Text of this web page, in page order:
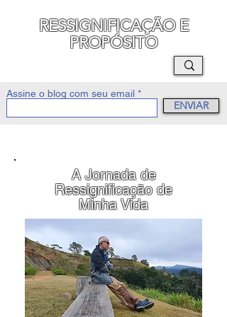
RESSIGNIFICAÇÃO E
PROPÓSITO
Assine o blog com seu email
ENVIAR
A Jornada de
Ressignificação de
Minha Vida